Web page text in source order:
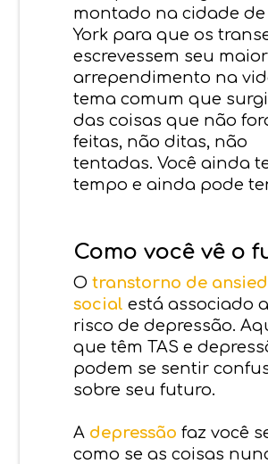
montado na cidade de
York para que os
escrevessem seu maior
arrependimento na
tema comum que
das coisas que não
feitas, não ditas, não
tentadas. Você ainda
tempo e ainda pode
Como você vê o
Otranstorno de
social está associado
risco de depressão.
que têm TAS e
podem se sentir
sobre seu futuro.
A depressão faz você
como se as coisas